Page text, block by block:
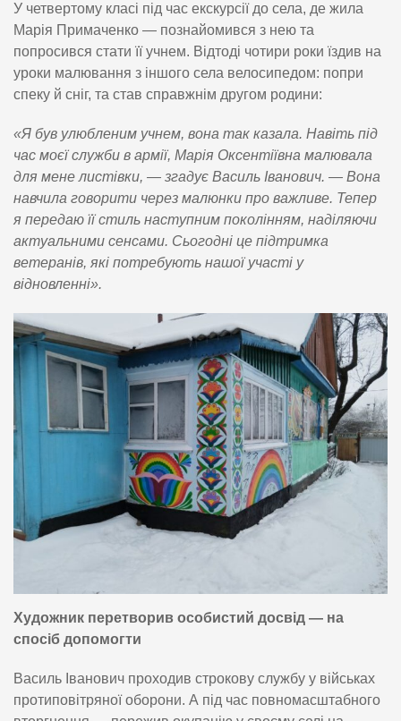
У четвертому класі під час екскурсії до села, де жила
Марія Примаченко — познайомився з нею та
попросився стати її учнем. Відтоді чотири роки їздив на
уроки малювання з іншого села велосипедом: попри
спеку й сніг, та став справжнім другом родини:
«Я був улюбленим учнем, вона так казала. Навіть під
час моєї служби в армії, Марія Оксентіївна малювала
для мене листівки, — згадує Василь Іванович. — Вона
навчила говорити через малюнки про важливе. Тепер
я передаю її стиль наступним поколінням, наділяючи
актуальними сенсами. Сьогодні це підтримка
ветеранів, які потребують нашої участі у
відновленні».
Художник перетворив особистий досвід — на
спосіб допомогти
Василь Іванович проходив строкову службу у військах
протиповітряної оборони. А під час повномасштабного